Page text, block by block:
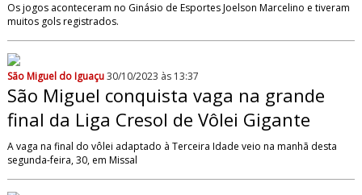
Os jogos aconteceram no Ginásio de Esportes Joelson Marcelino e tiveram
muitos gols registrados.
São Miguel do Iguaçu30/10/2023 às 13:37
São Miguel conquista vaga na grande
final da Liga Cresol de Vôlei Gigante
A vaga na final do vôlei adaptado à Terceira Idade veio na manhã desta
segunda-feira, 30, em Missal